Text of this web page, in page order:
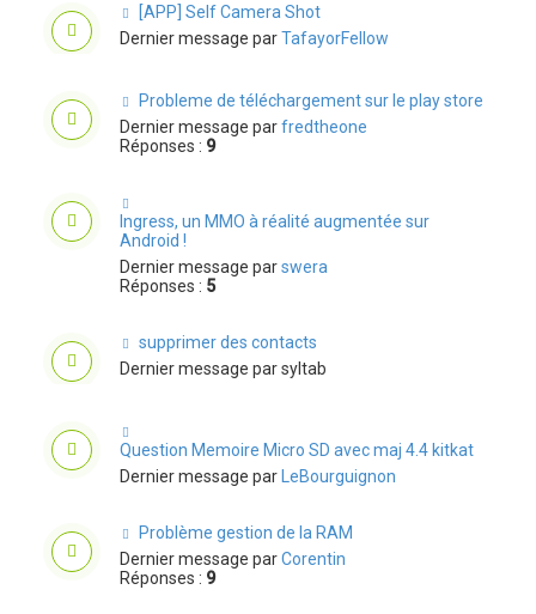
[APP] Self Camera Shot
Dernier message parTafayorFellow
Probleme de téléchargement sur le play store
Dernier message parfredtheone
Réponses : 9
Ingress, un MMO à réalité augmentée sur
Android !
Dernier message parswera
Réponses : 5
supprimer des contacts
Dernier message parsyltab
Question Memoire Micro SD avec maj 4.4 kitkat
Dernier message parLeBourguignon
Problème gestion de la RAM
Dernier message parCorentin
Réponses : 9